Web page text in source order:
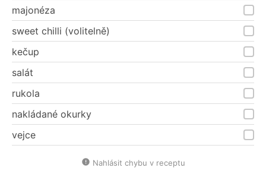
majonéza
sweet chilli (volitelně)
kečup
salát
rukola
nakládané okurky
vejce
Nahlásit chybu v receptu